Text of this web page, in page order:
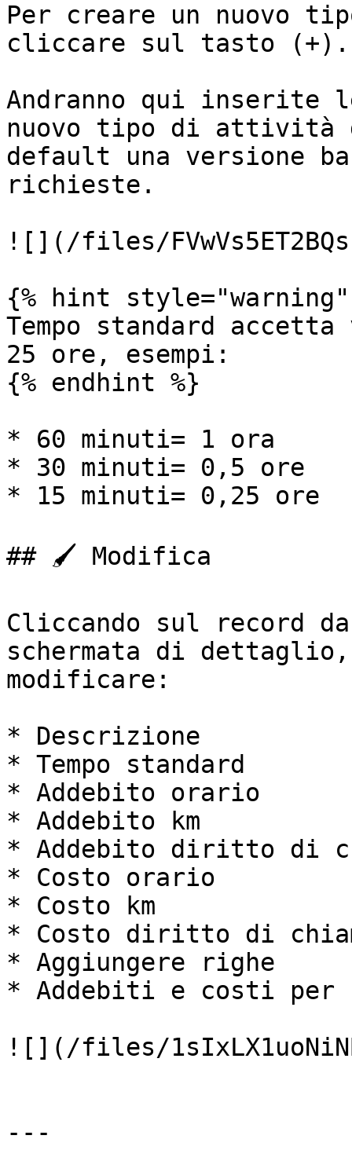
Per creare un nuovo
cliccare sul tasto (+).
Andranno qui
nuovo tipo di attività
default una versione
richieste.
![](/files/
{% hint style="warning"
Tempo standard
25 ore, esempi:
{% endhint %}
* 60 minuti= 1 ora
* 30 minuti= 0,5 ore
* 15 minuti= 0,25 ore
## 🖌️ Modifica
Cliccando sul record
schermata di
modificare:
* Descrizione
* Tempo standard
* Addebito orario
* Addebito km
* Addebito diritto di
* Costo orario
* Costo km
* Costo diritto di
* Aggiungere righe
* Addebiti e costi per
![](/files/
---